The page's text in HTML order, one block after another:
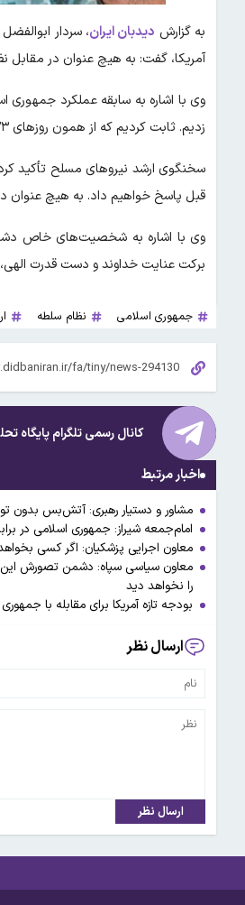
به گزارش دیدبان ایران،سردار
آمریکا، گفت: به هیچ عنوان در مقابل
وی با اشاره به سابقه عملکرد جمهوری
زدیم. ثابت کردیم که از همون روزهای ۲۳ خرداد که سالگرد شهدای والامقام است، متناسب با هر تهدیدی، پاسخ می‌دهیم.
قبل پاسخ خواهیم داد. به هیچ عنوان
وی با اشاره به شخصیت‌های خاص
برکت عنایت خداوند و دست قدرت
جمهوری اسلامی نظام سلطه
کانال رسمی تلگرام پایگاه
اخبار مرتبط
مشاور و دستیار رهبری: آتش‌بس بدون
امام‌جمعه شیراز: جمهوری اسلامی در
معاون اجرایی پزشکیان: اگر کسی
را نخواهد دید
بودجه تازه آمریکا برای مقابله با
ارسال نظر
ارسال نظر